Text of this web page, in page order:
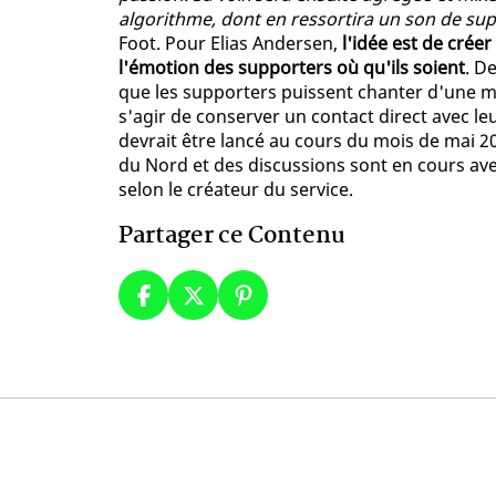
algorithme, dont en ressortira un son de
Foot. Pour Elias Andersen, l'idée est de
l'émotion des supporters où qu'ils soient.
que les supporters puissent chanter d'une
s'agir de conserver un contact direct avec
devrait être lancé au cours du mois de mai
du Nord et des discussions sont en cours
selon le créateur du service.
Partager ce Contenu